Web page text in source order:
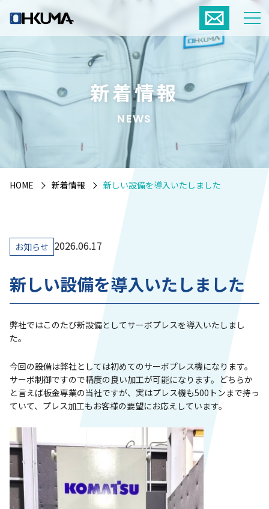
新着情報
NEWS
HOME 新着情報 新しい設備を導入いたしました
お知らせ 2026.06.17
新しい設備を導入いたしました
弊社ではこのたび新設備としてサーボプレスを導入いたしまし
た。
今回の設備は弊社としては初めてのサーボプレス機になります。
サーボ制御ですので精度の良い加工が可能になります。どちらか
と言えば板金専業の当社ですが、実はプレス機も500トンまで持っ
ていて、プレス加工もお客様の要望にお応えしています。